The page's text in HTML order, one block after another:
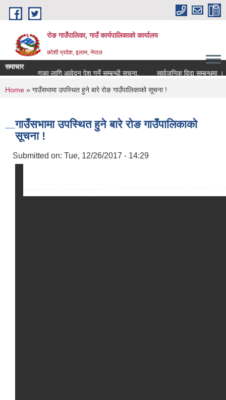
Skip to main content
रोङ गाउँपालिका, गाउँ कार्यपालिकाको कार्यालय
कोशी प्रदेश, इलाम, नेपाल
समाचार
निर्माणका लागि आवेदन पेश गर्ने सम्बन्धी सूचना.
सार्वजनिक विदा सम्बन्धमा ।
You are here
Home » गाउँसभामा उपस्थित हुने बारे रोङ गाउँपालिकाको सूचना !
गाउँसभामा उपस्थित हुने बारे रोङ गाउँपालिकाको
सूचना !
Submitted on: Tue, 12/26/2017 - 14:29